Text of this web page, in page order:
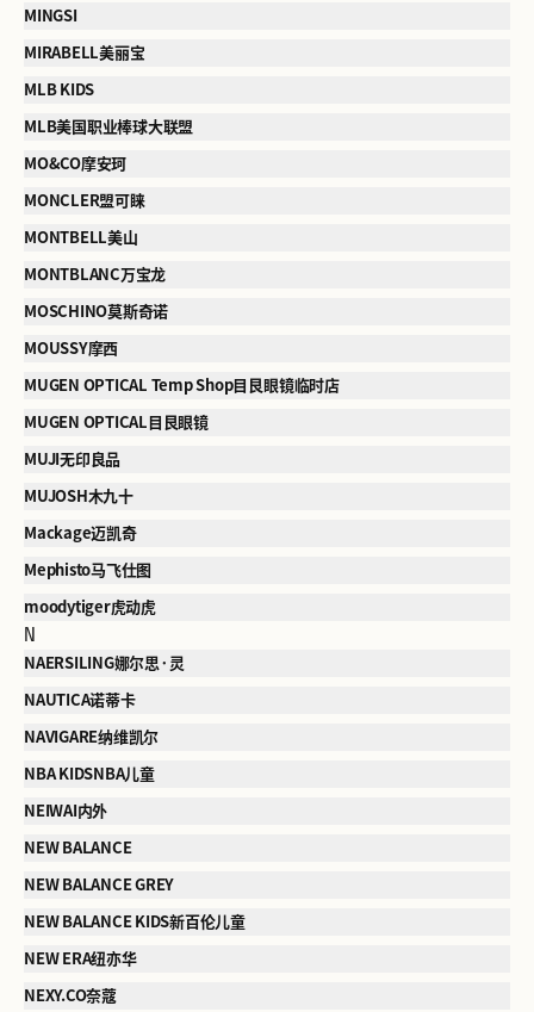
MINGSI
MIRABELL美丽宝
MLB KIDS
MLB美国职业棒球大联盟
MO&CO摩安珂
MONCLER盟可睐
MONTBELL美山
MONTBLANC万宝龙
MOSCHINO莫斯奇诺
MOUSSY摩西
MUGEN OPTICAL Temp Shop目艮眼镜临时店
MUGEN OPTICAL目艮眼镜
MUJI无印良品
MUJOSH木九十
Mackage迈凯奇
Mephisto马飞仕图
moodytiger虎动虎
N
NAERSILING娜尔思·灵
NAUTICA诺蒂卡
NAVIGARE纳维凯尔
NBA KIDSNBA儿童
NEIWAI内外
NEW BALANCE
NEW BALANCE GREY
NEW BALANCE KIDS新百伦儿童
NEW ERA纽亦华
NEXY.CO奈蔻